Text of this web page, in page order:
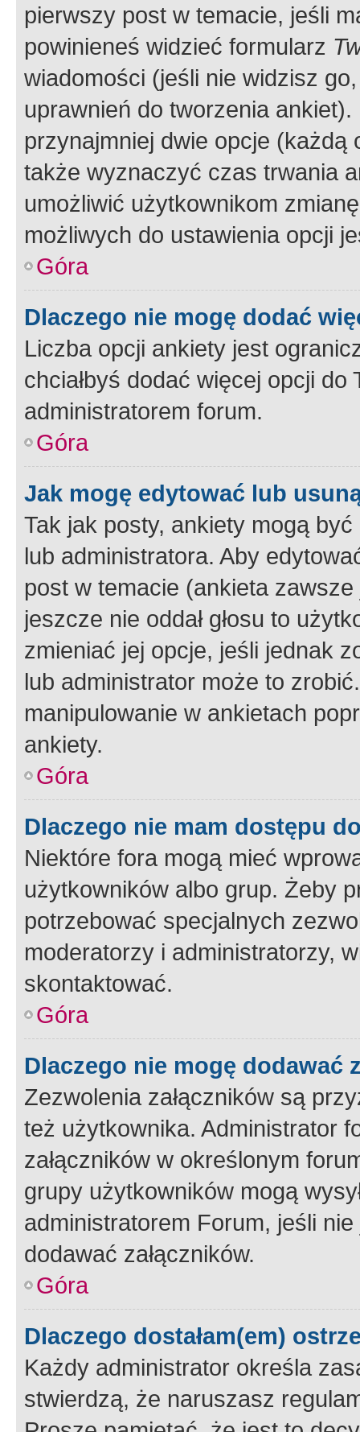
pierwszy post w temacie, jeśli
powinieneś widzieć formularz
wiadomości (jeśli nie widzisz
uprawnień do tworzenia
przynajmniej dwie opcje
także wyznaczyć czas trwania
umożliwić użytkownikom
możliwych do ustawienia opcji
Góra
Dlaczego nie mogę dodać
Liczba opcji ankiety jest
chciałbyś dodać więcej opcji
administratorem forum.
Góra
Jak mogę edytować lub
Tak jak posty, ankiety mogą
lub administratora. Aby
post w temacie (ankieta
jeszcze nie oddał głosu to
zmieniać jej opcje, jeśli jednak
lub administrator może to
manipulowanie w ankietach
ankiety.
Góra
Dlaczego nie mam dostępu
Niektóre fora mogą mieć
użytkowników albo grup. Żeby
potrzebować specjalnych
moderatorzy i administratorzy,
skontaktować.
Góra
Dlaczego nie mogę dodawać
Zezwolenia załączników są
też użytkownika. Administrator
załączników w określonym
grupy użytkowników mogą
administratorem Forum, jeśli
dodawać załączników.
Góra
Dlaczego dostałam(em)
Każdy administrator określa
stwierdzą, że naruszasz